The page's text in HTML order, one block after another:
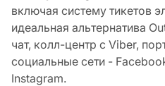
включая систему тикетов
идеальная альтернатива
чат, колл-центр с Viber,
социальные сети -
Instagram.